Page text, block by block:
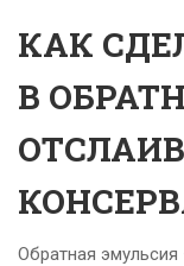
КАК
В
Обратная